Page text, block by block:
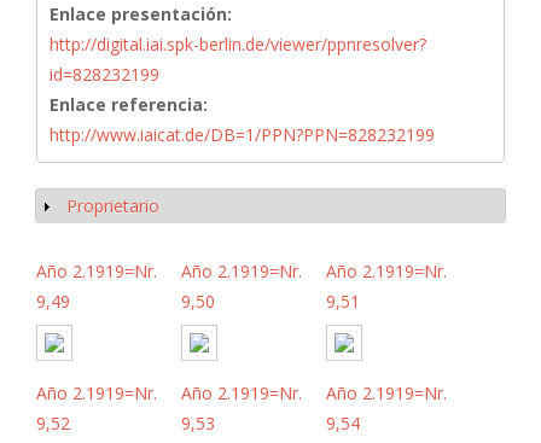
Enlace presentación:
http://digital.iai.spk-berlin.de/viewer/ppnresolver?
id=828232199
Enlace referencia:
http://www.iaicat.de/DB=1/PPN?PPN=828232199
Mostrar
Proprietario
Año 2.1919=Nr.
9,49
Año 2.1919=Nr.
9,50
Año 2.1919=Nr.
9,51
Año 2.1919=Nr.
9,52
Año 2.1919=Nr.
9,53
Año 2.1919=Nr.
9,54